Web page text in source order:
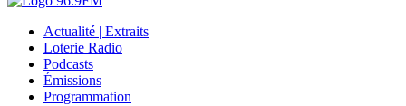
Actualité | Extraits
Loterie Radio
Podcasts
Émissions
Programmation